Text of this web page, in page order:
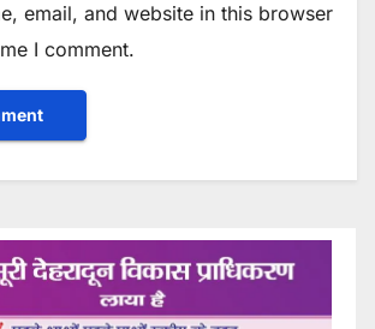
email, and website in this browser
I comment.